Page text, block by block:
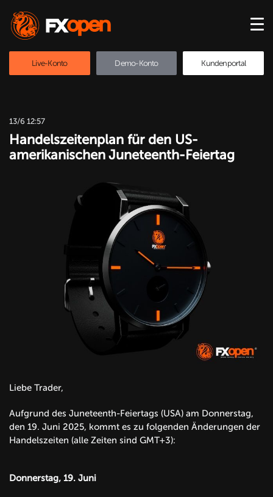
Live-Konto Demo-Konto Kundenportal
13/6 12:57
Handelszeitenplan für den US-
amerikanischen Juneteenth-Feiertag
Liebe Trader,
Aufgrund des Juneteenth-Feiertags (USA) am Donnerstag,
den 19. Juni 2025, kommt es zu folgenden Änderungen der
Handelszeiten (alle Zeiten sind GMT+3):
Donnerstag, 19. Juni